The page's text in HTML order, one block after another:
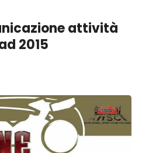
attività
2015